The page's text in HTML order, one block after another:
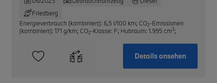
Friedberg
Energieverbrauch (kombiniert): 6,5 l/100 km; CO2-Emissionen
(kombiniert): 171 g/km; CO2-Klasse: F; Hubraum: 1.995 cm3;
Details ansehen